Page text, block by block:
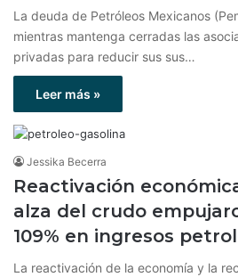
La deuda de Petróleos Mexicanos
mientras mantenga cerradas las
privadas para reducir sus sus…
Leer más »
Jessika Becerra
Reactivación
alza del crudo
109% en ingresos
La reactivación de la economía y la